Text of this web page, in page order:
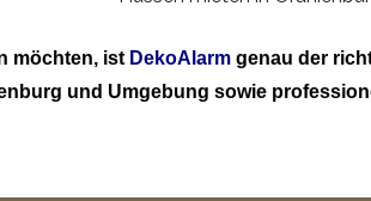
möchten, ist DekoAlarmgenau der
und Umgebung sowie